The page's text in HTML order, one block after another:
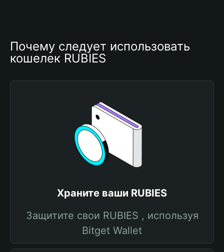
Почему следует использовать
кошелек RUBIES
Храните ваши RUBIES
Защитите свои RUBIES , используя
Bitget Wallet